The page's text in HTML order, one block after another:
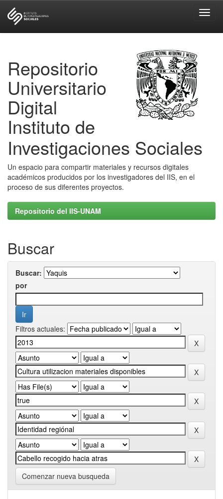
Repositorio
Universitario
Digital
Instituto de
Investigaciones Sociales
Un espacio para compartir materiales y recursos digitales
académicos producidos por los investigadores del IIS, en el
proceso de sus diferentes proyectos.
Repositorio del IIS-UNAM
Buscar
Buscar:
por
Filtros actuales:
Comenzar nueva busqueda